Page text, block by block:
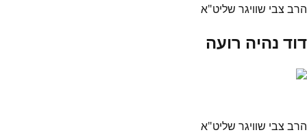
הרב צבי שוויגר שליט"א
דוד נהיה רועה
הרב צבי שוויגר שליט"א